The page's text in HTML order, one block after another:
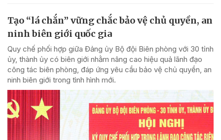
Tạo “lá chắn” vững chắc bảo vệ chủ quyền, an
ninh biên giới quốc gia
Quy chế phối hợp giữa Đảng ủy Bộ đội Biên phòng với 30 tỉnh
ủy, thành ủy có biên giới nhằm nâng cao hiệu quả lãnh đạo
công tác biên phòng, đáp ứng yêu cầu bảo vệ chủ quyền, an
ninh biên giới trong tình hình mới.